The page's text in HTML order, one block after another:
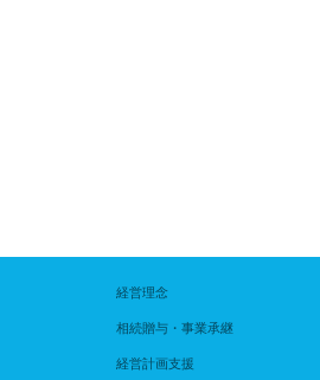
経営理念
相続贈与・事業承継
経営計画支援